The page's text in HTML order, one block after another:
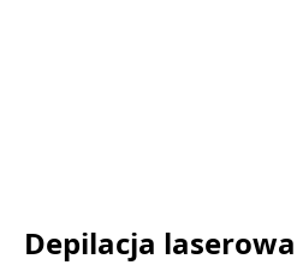
Depilacja